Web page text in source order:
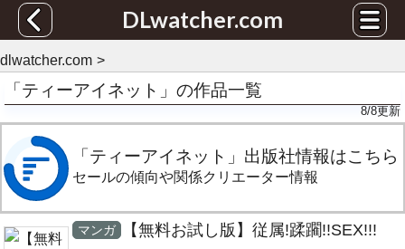
DLwatcher.com
dlwatcher.com
「ティーアイネット」の作品一覧
8/8更新
「ティーアイネット」出版社情報はこちら
セールの傾向や関係クリエーター情報
マンガ 【無料お試し版】従属!蹂躙!!SEX!!!